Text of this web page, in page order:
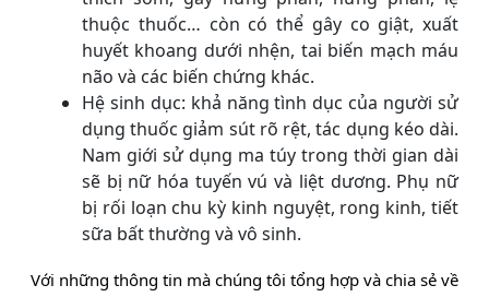
thuộc thuốc… còn có thể gây co giật, xuất
huyết khoang dưới nhện, tai biến mạch máu
não và các biến chứng khác.
Hệ sinh dục: khả năng tình dục của người sử
dụng thuốc giảm sút rõ rệt, tác dụng kéo dài.
Nam giới sử dụng ma túy trong thời gian dài
sẽ bị nữ hóa tuyến vú và liệt dương. Phụ nữ
bị rối loạn chu kỳ kinh nguyệt, rong kinh, tiết
sữa bất thường và vô sinh.
Với những thông tin mà chúng tôi tổng hợp và chia sẻ về